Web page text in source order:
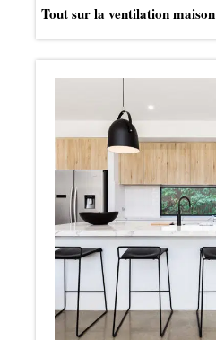
Tout sur la ventilation maison